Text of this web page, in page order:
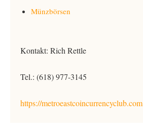
Münzbörsen
Kontakt: Rich Rettle
Tel.: (618) 977-3145
https://metroeastcoincurrencyclub.com